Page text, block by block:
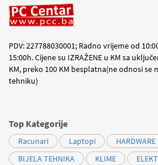
PDV: 227788030001; Radno vrijeme od
15:00h. Cijene su IZRAŽENE u KM sa
KM, preko 100 KM besplatna(ne odnosi se
tehniku)
Top Kategorije
Racunari Laptopi HARDWARE
BIJELA TEHNIKA
KLIME